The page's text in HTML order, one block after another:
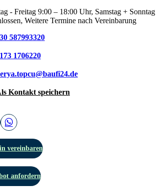
- Freitag 9:00 – 18:00 Uhr, Samstag + Sonntag
Weitere Termine nach Vereinbarung
587993320
1706220
Kontakt speichern
vereinbaren
anfordern